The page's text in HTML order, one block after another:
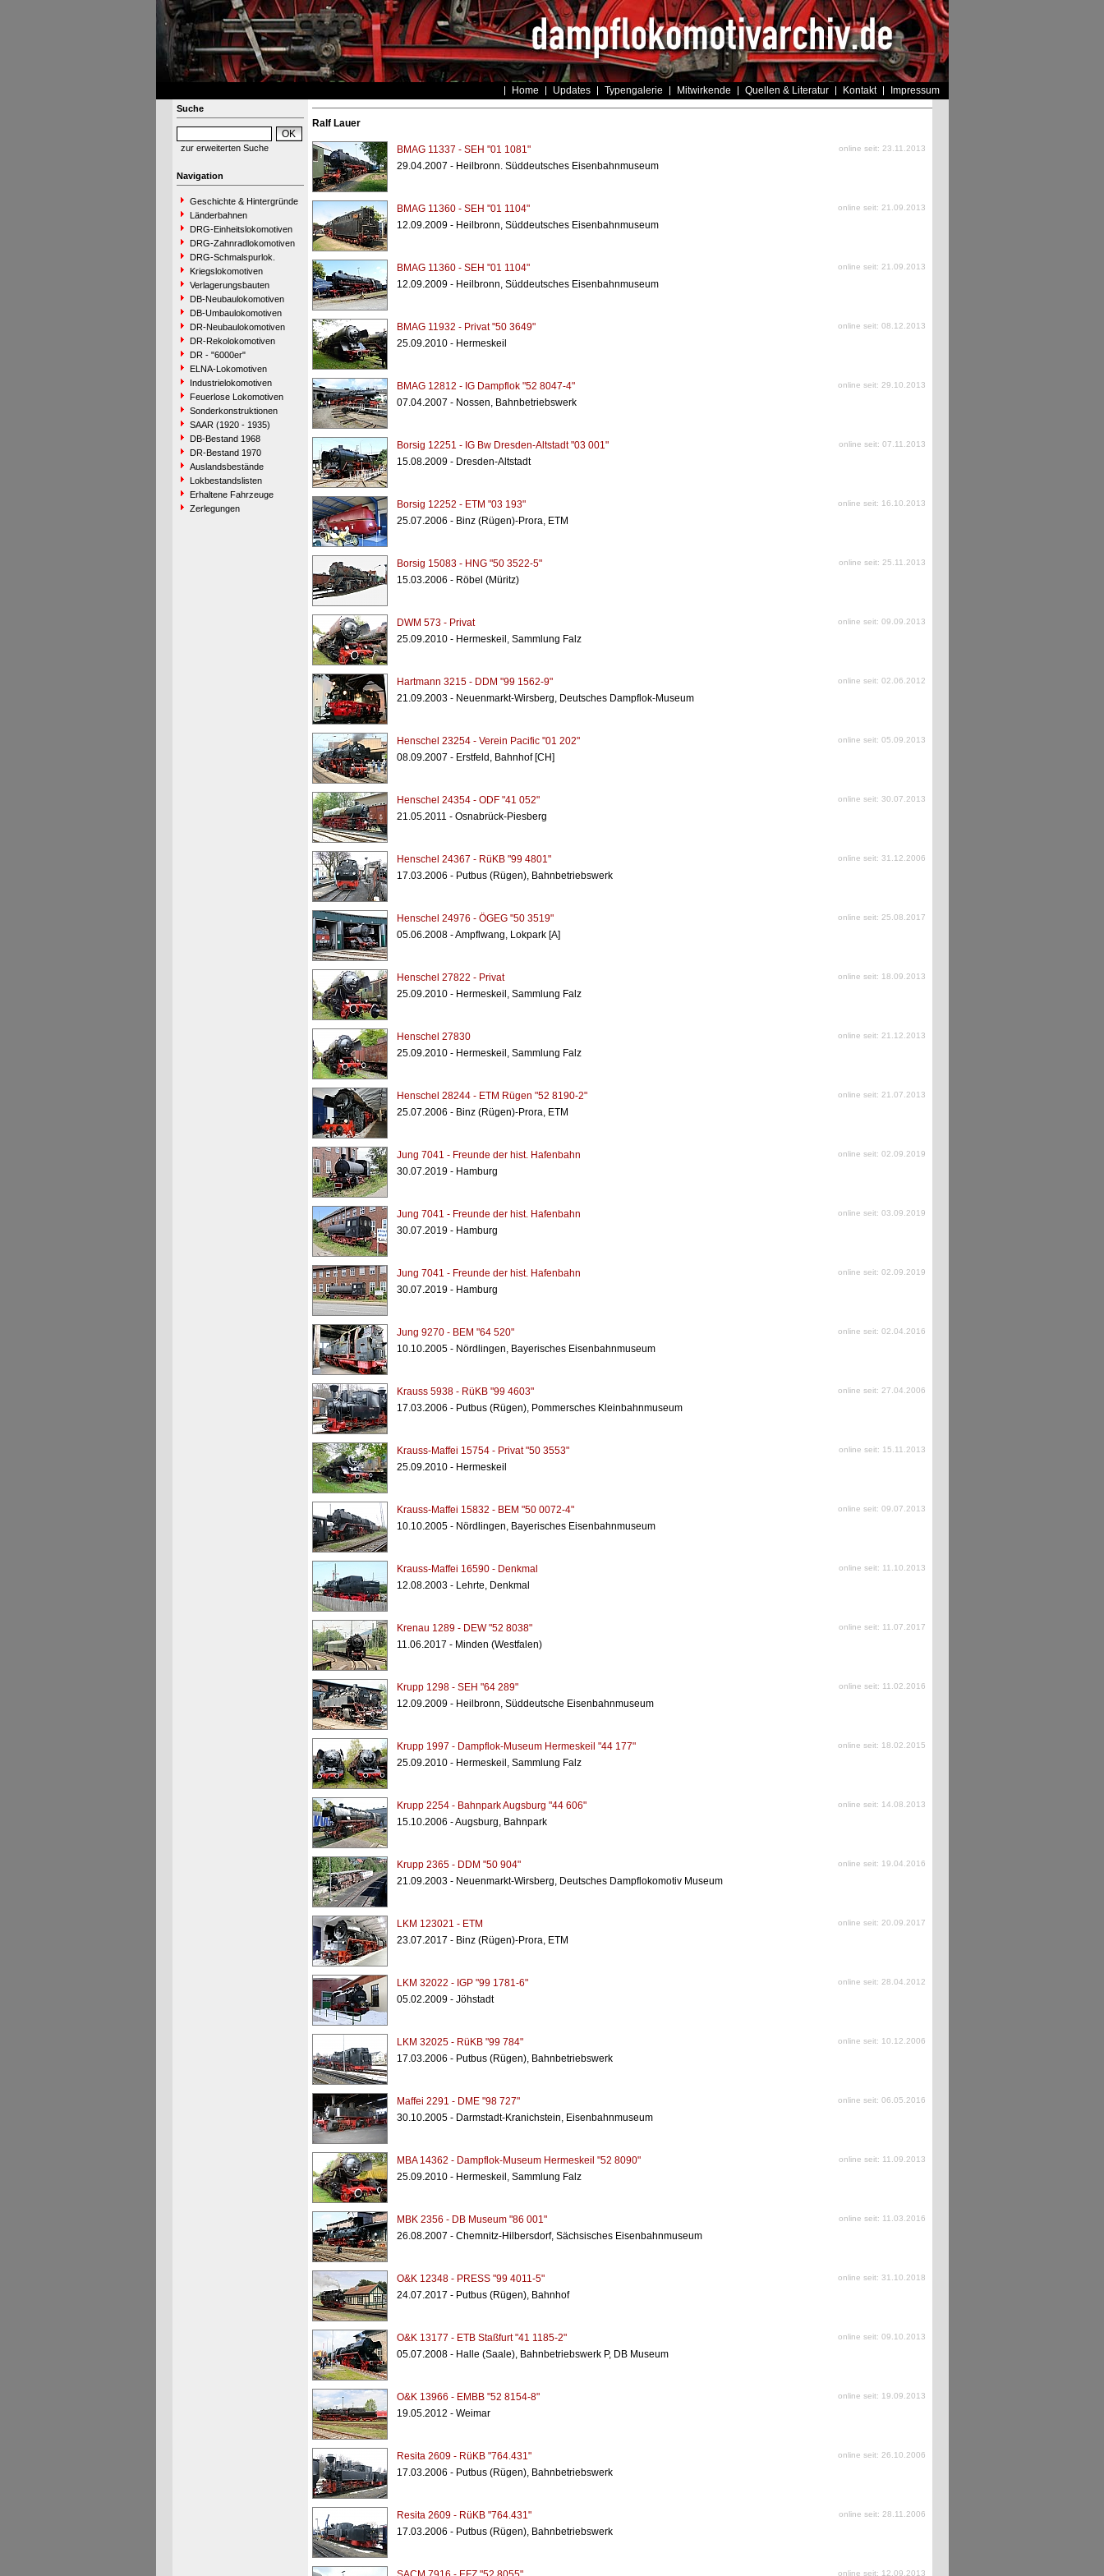
Home Updates Typengalerie Mitwirkende Quellen & Literatur Kontakt Impressum
Suche
zur erweiterten Suche
Navigation
Geschichte & Hintergründe
Länderbahnen
DRG-Einheitslokomotiven
DRG-Zahnradlokomotiven
DRG-Schmalspurlok.
Kriegslokomotiven
Verlagerungsbauten
DB-Neubaulokomotiven
DB-Umbaulokomotiven
DR-Neubaulokomotiven
DR-Rekolokomotiven
DR - "6000er"
ELNA-Lokomotiven
Industrielokomotiven
Feuerlose Lokomotiven
Sonderkonstruktionen
SAAR (1920 - 1935)
DB-Bestand 1968
DR-Bestand 1970
Auslandsbestände
Lokbestandslisten
Erhaltene Fahrzeuge
Zerlegungen
Ralf Lauer
BMAG 11337 - SEH "01 1081" online seit: 23.11.2013
29.04.2007 - Heilbronn. Süddeutsches Eisenbahnmuseum
BMAG 11360 - SEH "01 1104" online seit: 21.09.2013
12.09.2009 - Heilbronn, Süddeutsches Eisenbahnmuseum
BMAG 11360 - SEH "01 1104" online seit: 21.09.2013
12.09.2009 - Heilbronn, Süddeutsches Eisenbahnmuseum
BMAG 11932 - Privat "50 3649" online seit: 08.12.2013
25.09.2010 - Hermeskeil
BMAG 12812 - IG Dampflok "52 8047-4" online seit: 29.10.2013
07.04.2007 - Nossen, Bahnbetriebswerk
Borsig 12251 - IG Bw Dresden-Altstadt "03 001" online seit: 07.11.2013
15.08.2009 - Dresden-Altstadt
Borsig 12252 - ETM "03 193" online seit: 16.10.2013
25.07.2006 - Binz (Rügen)-Prora, ETM
Borsig 15083 - HNG "50 3522-5" online seit: 25.11.2013
15.03.2006 - Röbel (Müritz)
DWM 573 - Privat online seit: 09.09.2013
25.09.2010 - Hermeskeil, Sammlung Falz
Hartmann 3215 - DDM "99 1562-9" online seit: 02.06.2012
21.09.2003 - Neuenmarkt-Wirsberg, Deutsches Dampflok-Museum
Henschel 23254 - Verein Pacific "01 202" online seit: 05.09.2013
08.09.2007 - Erstfeld, Bahnhof [CH]
Henschel 24354 - ODF "41 052" online seit: 30.07.2013
21.05.2011 - Osnabrück-Piesberg
Henschel 24367 - RüKB "99 4801" online seit: 31.12.2006
17.03.2006 - Putbus (Rügen), Bahnbetriebswerk
Henschel 24976 - ÖGEG "50 3519" online seit: 25.08.2017
05.06.2008 - Ampflwang, Lokpark [A]
Henschel 27822 - Privat online seit: 18.09.2013
25.09.2010 - Hermeskeil, Sammlung Falz
Henschel 27830 online seit: 21.12.2013
25.09.2010 - Hermeskeil, Sammlung Falz
Henschel 28244 - ETM Rügen "52 8190-2" online seit: 21.07.2013
25.07.2006 - Binz (Rügen)-Prora, ETM
Jung 7041 - Freunde der hist. Hafenbahn online seit: 02.09.2019
30.07.2019 - Hamburg
Jung 7041 - Freunde der hist. Hafenbahn online seit: 03.09.2019
30.07.2019 - Hamburg
Jung 7041 - Freunde der hist. Hafenbahn online seit: 02.09.2019
30.07.2019 - Hamburg
Jung 9270 - BEM "64 520" online seit: 02.04.2016
10.10.2005 - Nördlingen, Bayerisches Eisenbahnmuseum
Krauss 5938 - RüKB "99 4603" online seit: 27.04.2006
17.03.2006 - Putbus (Rügen), Pommersches Kleinbahnmuseum
Krauss-Maffei 15754 - Privat "50 3553" online seit: 15.11.2013
25.09.2010 - Hermeskeil
Krauss-Maffei 15832 - BEM "50 0072-4" online seit: 09.07.2013
10.10.2005 - Nördlingen, Bayerisches Eisenbahnmuseum
Krauss-Maffei 16590 - Denkmal online seit: 11.10.2013
12.08.2003 - Lehrte, Denkmal
Krenau 1289 - DEW "52 8038" online seit: 11.07.2017
11.06.2017 - Minden (Westfalen)
Krupp 1298 - SEH "64 289" online seit: 11.02.2016
12.09.2009 - Heilbronn, Süddeutsche Eisenbahnmuseum
Krupp 1997 - Dampflok-Museum Hermeskeil "44 177" online seit: 18.02.2015
25.09.2010 - Hermeskeil, Sammlung Falz
Krupp 2254 - Bahnpark Augsburg "44 606" online seit: 14.08.2013
15.10.2006 - Augsburg, Bahnpark
Krupp 2365 - DDM "50 904" online seit: 19.04.2016
21.09.2003 - Neuenmarkt-Wirsberg, Deutsches Dampflokomotiv Museum
LKM 123021 - ETM online seit: 20.09.2017
23.07.2017 - Binz (Rügen)-Prora, ETM
LKM 32022 - IGP "99 1781-6" online seit: 28.04.2012
05.02.2009 - Jöhstadt
LKM 32025 - RüKB "99 784" online seit: 10.12.2006
17.03.2006 - Putbus (Rügen), Bahnbetriebswerk
Maffei 2291 - DME "98 727" online seit: 06.05.2016
30.10.2005 - Darmstadt-Kranichstein, Eisenbahnmuseum
MBA 14362 - Dampflok-Museum Hermeskeil "52 8090" online seit: 11.09.2013
25.09.2010 - Hermeskeil, Sammlung Falz
MBK 2356 - DB Museum "86 001" online seit: 11.03.2016
26.08.2007 - Chemnitz-Hilbersdorf, Sächsisches Eisenbahnmuseum
O&K 12348 - PRESS "99 4011-5" online seit: 31.10.2018
24.07.2017 - Putbus (Rügen), Bahnhof
O&K 13177 - ETB Staßfurt "41 1185-2" online seit: 09.10.2013
05.07.2008 - Halle (Saale), Bahnbetriebswerk P, DB Museum
O&K 13966 - EMBB "52 8154-8" online seit: 19.09.2013
19.05.2012 - Weimar
Resita 2609 - RüKB "764.431" online seit: 26.10.2006
17.03.2006 - Putbus (Rügen), Bahnbetriebswerk
Resita 2609 - RüKB "764.431" online seit: 28.11.2006
17.03.2006 - Putbus (Rügen), Bahnbetriebswerk
online seit: 12.09.2013